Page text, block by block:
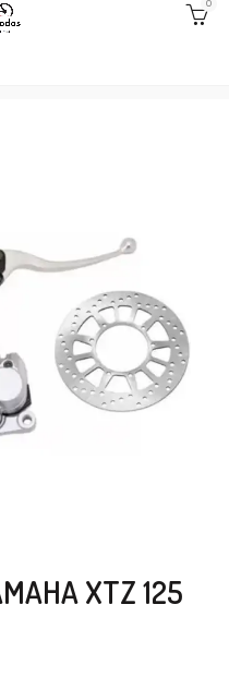
0
XTZ 125